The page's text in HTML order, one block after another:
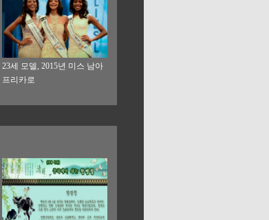
23세 모델, 2015년 미스 남아
프리카로